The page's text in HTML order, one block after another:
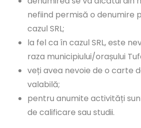
nefiind permisă o denumire
cazul SRL;
la fel ca în cazul SRL, este
raza municipiului/orașului
veți avea nevoie de o carte
valabilă;
pentru anumite activități
de calificare sau studii.